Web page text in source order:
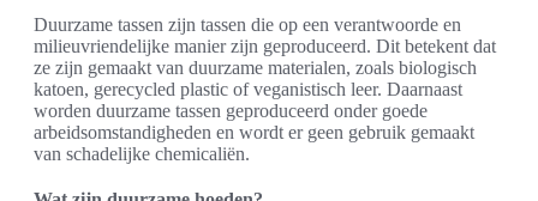
Duurzame tassen zijn tassen die op een verantwoorde en
milieuvriendelijke manier zijn geproduceerd. Dit betekent dat
ze zijn gemaakt van duurzame materialen, zoals biologisch
katoen, gerecycled plastic of veganistisch leer. Daarnaast
worden duurzame tassen geproduceerd onder goede
arbeidsomstandigheden en wordt er geen gebruik gemaakt
van schadelijke chemicaliën.